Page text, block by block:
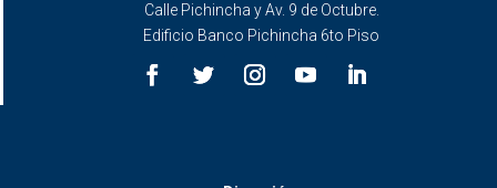
Calle Pichincha y Av. 9 de Octubre.
Edificio Banco Pichincha 6to Piso